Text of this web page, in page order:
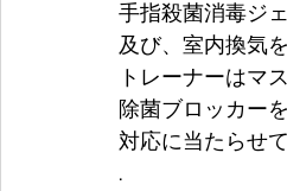
手指殺菌消毒ジ
及び、室内換気を
トレーナーはマ
除菌ブロッカー
対応に当たらせ
.